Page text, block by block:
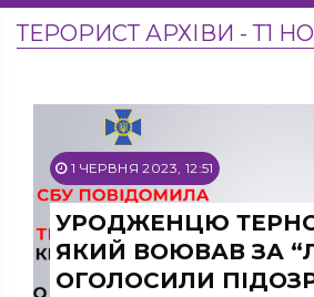
ТЕРОРИСТ АРХІВИ - Т1
1 ЧЕРВНЯ 2023, 12:51
УРОДЖЕНЦЮ
ЯКИЙ ВОЮВАВ ЗА
ОГОЛОСИЛИ